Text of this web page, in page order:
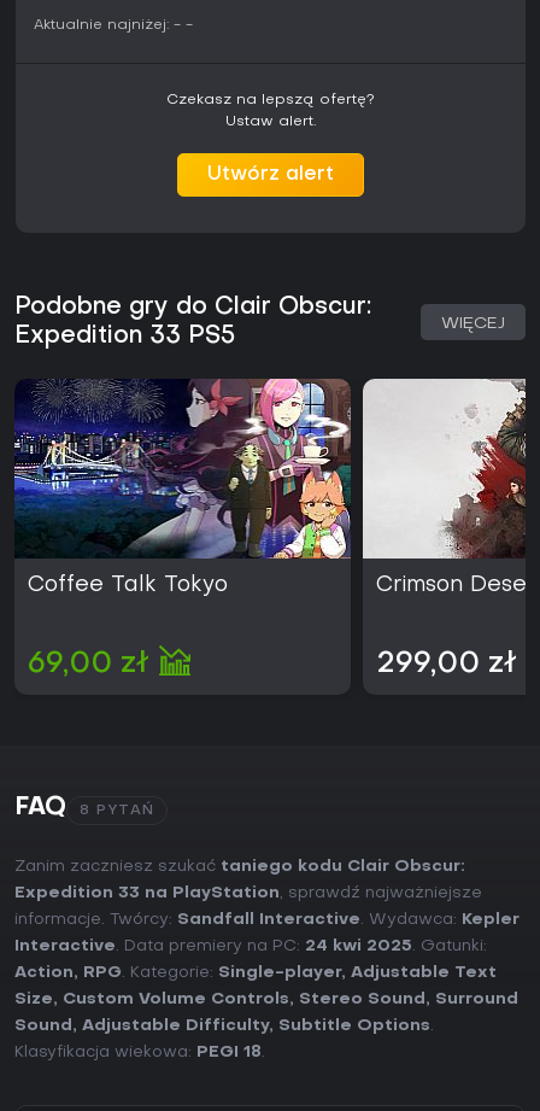
Aktualnie najniżej: - -
Czekasz na lepszą ofertę?
Ustaw alert.
Utwórz alert
Podobne gry do Clair Obscur:
Expedition 33 PS5
WIĘCEJ
Coffee Talk Tokyo
69,00 zł
Crimson
299,00 zł
FAQ 8 PYTAŃ
Zanim zaczniesz szukać taniego kodu Clair Obscur:
Expedition 33 na PlayStation, sprawdź najważniejsze
informacje. Twórcy: Sandfall Interactive. Wydawca:
Kepler
Interactive. Data premiery na PC: 24 kwi 2025. Gatunki:
Action, RPG. Kategorie: Single-player, Adjustable Text
Size, Custom Volume Controls, Stereo Sound , Surround
Sound , Adjustable Difficulty, Subtitle Options.
Klasyfikacja wiekowa:
PEGI 18.